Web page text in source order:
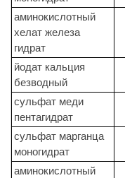
аминокислотный
хелат железа
гидрат
йодат кальция
безводный
сульфат меди
пентагидрат
сульфат марганца
моногидрат
аминокислотный